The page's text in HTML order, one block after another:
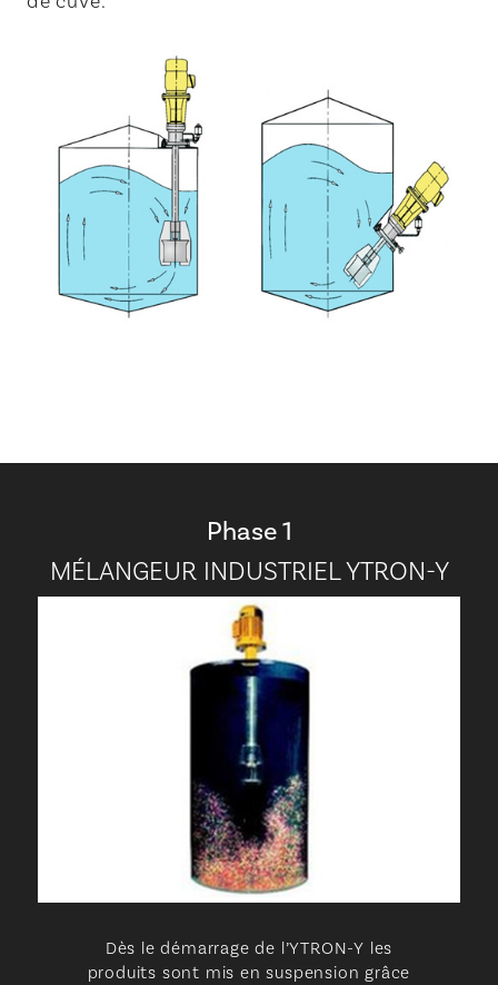
Phase 1
MÉLANGEUR INDUSTRIEL YTRON-Y
Dès le démarrage de l’YTRON-Y les
produits sont mis en suspension grâce